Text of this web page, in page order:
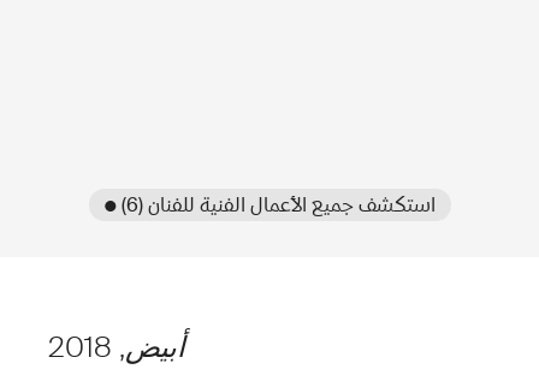
● استكشف جميع الأعمال الفنية للفنان (6)
أبيض, 2018